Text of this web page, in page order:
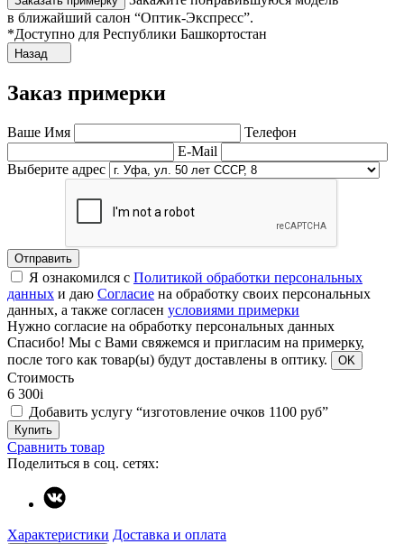
в ближайший салон “Оптик-Экспресс”.
*Доступно для Республики Башкортостан
Назад
Заказ примерки
Ваше Имя
Телефон
E-Mail
Выберите адрес
Отправить
Я ознакомился с Политикой обработки персональных
данных и даю Согласие на обработку своих персональных
данных, а также согласен условиями примерки
Нужно согласие на обработку персональных данных
Спасибо! Мы с Вами свяжемся и пригласим на примерку,
после того как товар(ы) будут доставлены в оптику.
OK
Стоимость
6 300i
Добавить услугу “изготовление очков 1100 руб”
Купить
Сравнить товар
Поделиться в соц. сетях:
Характеристики Доставка и оплата